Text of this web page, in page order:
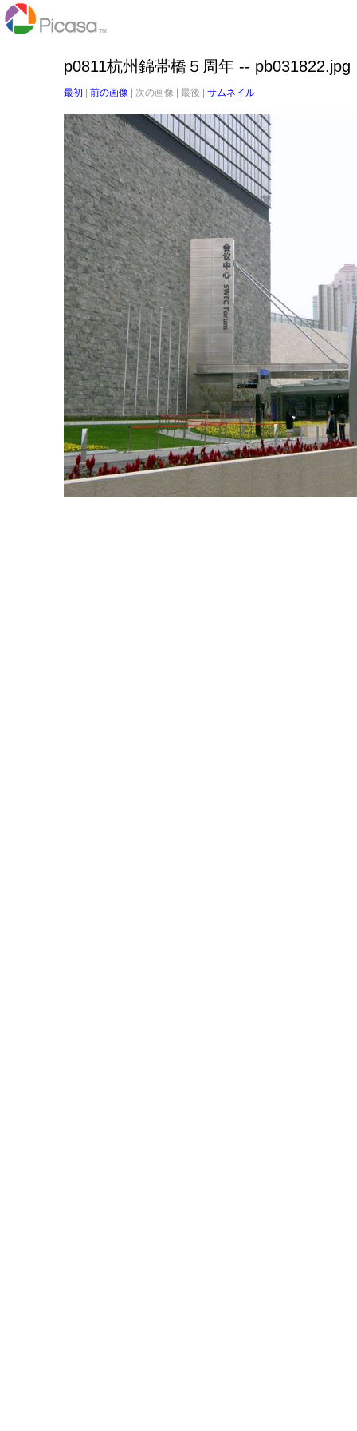
p0811杭州錦帯橋５周年 -- pb031822.jpg
最初 前の画像 | 次の画像 | 最後 | サムネイル